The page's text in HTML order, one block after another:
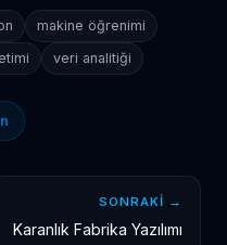
makine öğrenimi
veri analitiği
SONRAKI →
Karanlık Fabrika Yazılımı